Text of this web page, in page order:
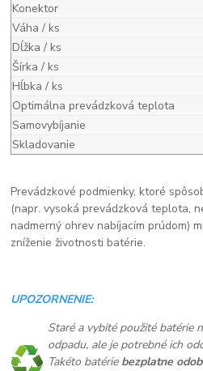
Konektor
Váha / ks
Dĺžka / ks
Šírka / ks
Hĺbka / ks
Optimálna prevádzková teplota
Samovybíjanie
Skladovanie
Prevádzkové podmienky, ktoré
(napr. vysoká prevádzková teplota,
nadmerný ohrev nabíjacím prúdom)
zníženie životnosti batérie.
UPOZORNENIE:
Staré a vybité použité batérie
odpadu, ale je potrebné ich
Takéto batérie bezplatne